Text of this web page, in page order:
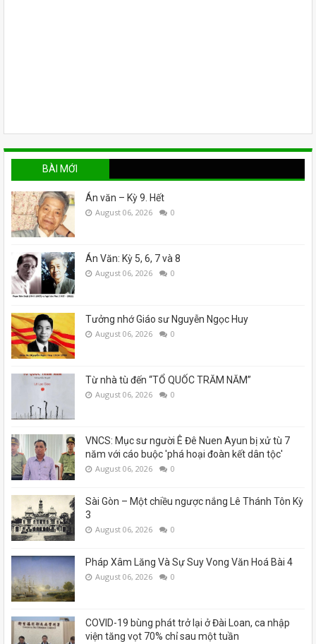
BÀI MỚI
Án văn – Kỳ 9. Hết
August 06, 2026 0
Án Văn: Kỳ 5, 6, 7 và 8
August 06, 2026 0
Tưởng nhớ Giáo sư Nguyễn Ngọc Huy
August 06, 2026 0
Từ nhà tù đến “TỔ QUỐC TRĂM NĂM”
August 06, 2026 0
VNCS: Mục sư người Ê Đê Nuen Ayun bị xử tù 7
năm với cáo buộc 'phá hoại đoàn kết dân tộc'
August 06, 2026 0
Sài Gòn – Một chiều ngược nắng Lê Thánh Tôn Kỳ
3
August 06, 2026 0
Pháp Xâm Lăng Và Sự Suy Vong Văn Hoá Bài 4
August 06, 2026 0
COVID-19 bùng phát trở lại ở Đài Loan, ca nhập
viện tăng vọt 70% chỉ sau một tuần